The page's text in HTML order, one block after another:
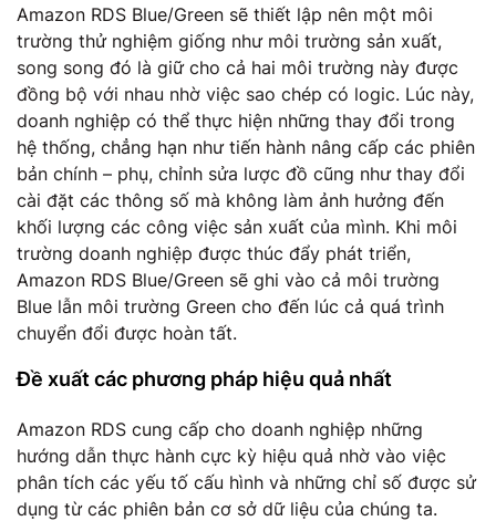
Amazon RDS Blue/Green sẽ thiết lập nên một môi
trường thử nghiệm giống như môi trường sản xuất,
song song đó là giữ cho cả hai môi trường này được
đồng bộ với nhau nhờ việc sao chép có logic. Lúc này,
doanh nghiệp có thể thực hiện những thay đổi trong
hệ thống, chẳng hạn như tiến hành nâng cấp các phiên
bản chính – phụ, chỉnh sửa lược đồ cũng như thay đổi
cài đặt các thông số mà không làm ảnh hưởng đến
khối lượng các công việc sản xuất của mình. Khi môi
trường doanh nghiệp được thúc đẩy phát triển,
Amazon RDS Blue/Green sẽ ghi vào cả môi trường
Blue lẫn môi trường Green cho đến lúc cả quá trình
chuyển đổi được hoàn tất.
Đề xuất các phương pháp hiệu quả nhất
Amazon RDS cung cấp cho doanh nghiệp những
hướng dẫn thực hành cực kỳ hiệu quả nhờ vào việc
phân tích các yếu tố cấu hình và những chỉ số được sử
dụng từ các phiên bản cơ sở dữ liệu của chúng ta.